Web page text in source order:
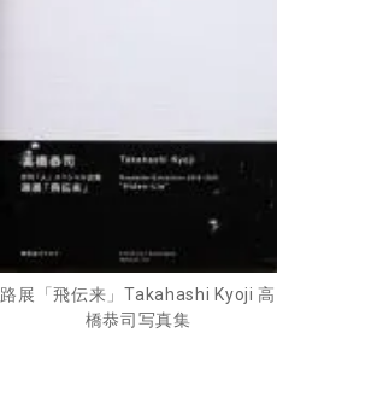
路展「飛伝来」Takahashi Kyoji 高
橋恭司写真集